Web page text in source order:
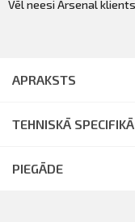
Vēl neesi Arsenal
APRAKSTS
TEHNISKĀ
PIEGĀDE